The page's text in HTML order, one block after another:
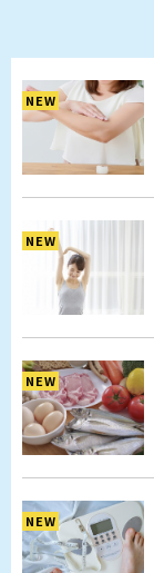
NEW
NEW
NEW
NEW